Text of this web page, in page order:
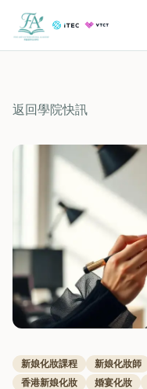
返回學院快訊
新娘化妝課程 新娘化妝師
香港新娘化妝
婚宴化妝